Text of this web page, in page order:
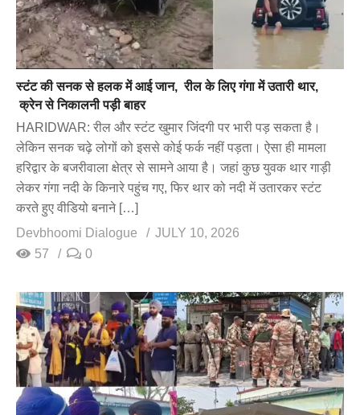
स्टंट की सनक से हलक में आई जान, रील के लिए गंगा में उतारी थार,
क्रेन से निकालनी पड़ी बाहर
HARIDWAR: रील और स्टंट खुमार जिंदगी पर भारी पड़ सकता है।
लेकिन सनक चढ़े लोगों को इससे कोई फर्क नहीं पड़ता। ऐसा ही मामला
हरिद्वार के बजरीवाला क्षेत्र से सामने आया है। जहां कुछ युवक थार गाड़ी
लेकर गंगा नदी के किनारे पहुंच गए, फिर थार को नदी में उतारकर स्टंट
करते हुए वीडियो बनाने […]
Devbhoomi Dialogue
JULY 10, 2026
57
0